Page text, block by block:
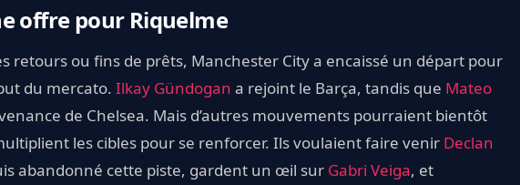
offre pour Riquelme
retours ou fins de prêts, Manchester City a encaissé un départ pour
du mercato. Ilkay Gündogan a rejoint le Barça, tandis que Mateo
de Chelsea. Mais d’autres mouvements pourraient bientôt
les cibles pour se renforcer. Ils voulaient faire venir Declan
abandonné cette piste, gardent un œil sur Gabri Veiga, et